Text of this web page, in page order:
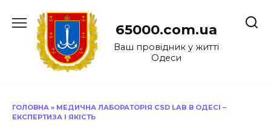
до
65000.com.ua
Ваш провідник у житті
Одеси
ГОЛОВНА » МЕДИЧНА ЛАБОРАТОРІЯ CSD LAB В ОДЕСІ –
ЕКСПЕРТИЗА І ЯКІСТЬ